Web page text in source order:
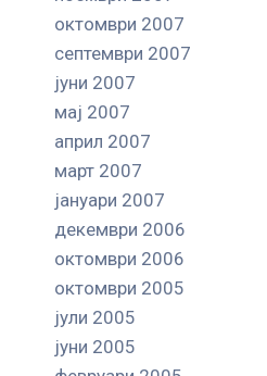
октомври 2007
септември 2007
јуни 2007
мај 2007
април 2007
март 2007
јануари 2007
декември 2006
октомври 2006
октомври 2005
јули 2005
јуни 2005